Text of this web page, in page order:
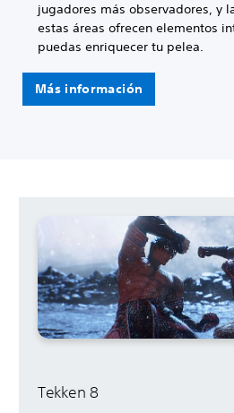
jugadores más observadores, y
estas áreas ofrecen elementos
puedas enriquecer tu pelea.
Más información
Tekken 8